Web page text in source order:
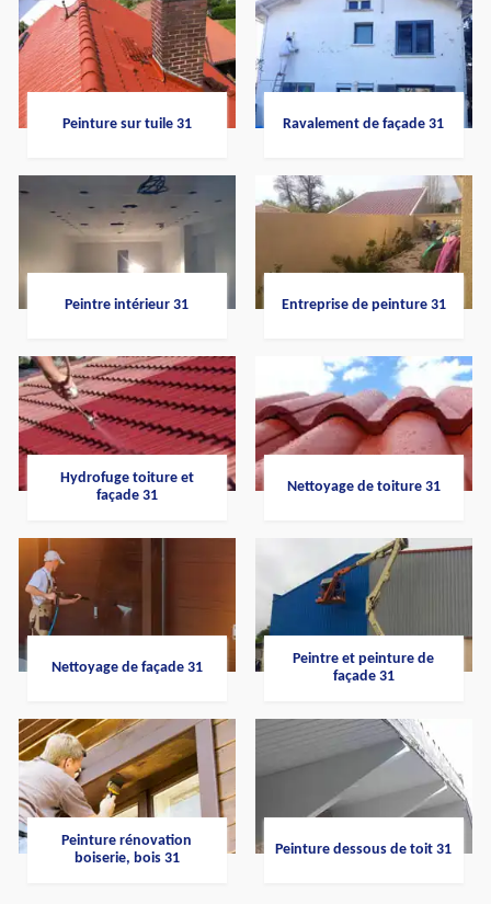
Peinture sur tuile 31 Ravalement de façade 31
Peintre intérieur 31 Entreprise de peinture 31
Hydrofuge toiture et
façade 31
Nettoyage de toiture 31
Nettoyage de façade 31
Peintre et peinture de
façade 31
Peinture rénovation
boiserie, bois 31
Peinture dessous de toit 31